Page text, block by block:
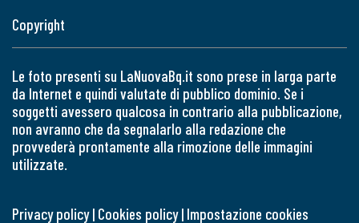
Copyright
Le foto presenti su LaNuovaBq.it sono prese in larga parte
da Internet e quindi valutate di pubblico dominio. Se i
soggetti avessero qualcosa in contrario alla pubblicazione,
non avranno che da segnalarlo alla redazione che
provvederà prontamente alla rimozione delle immagini
utilizzate.
Privacy policy| Cookies policy| Impostazione cookies